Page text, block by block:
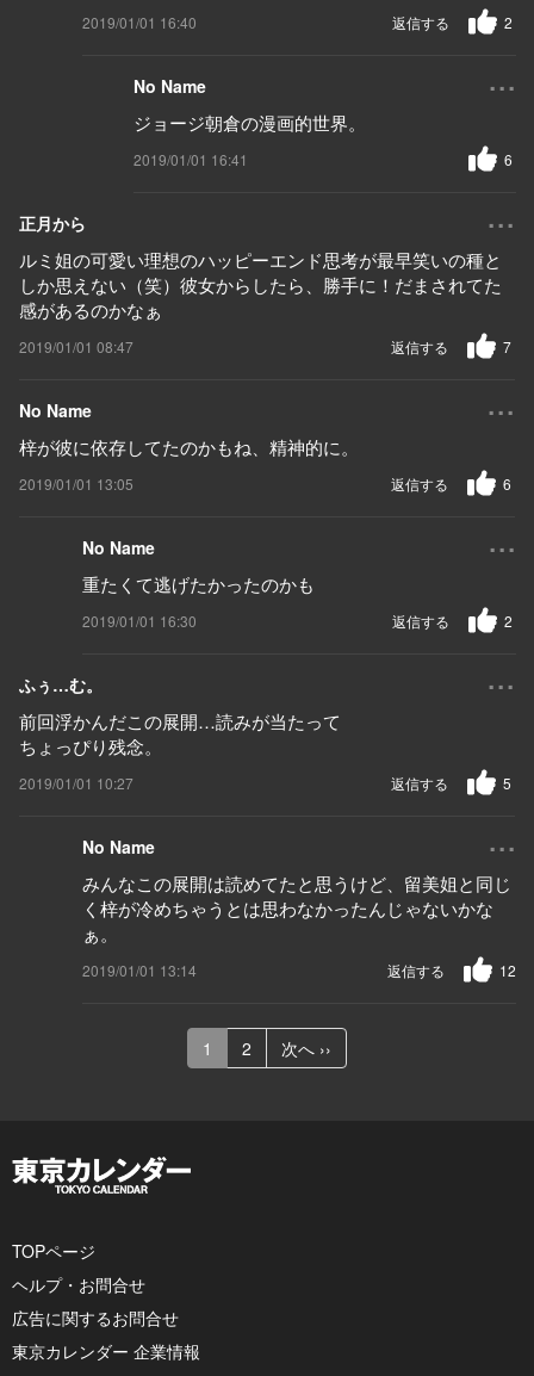
2019/01/01 16:40 2
返信する
No Name ...
ジョージ朝倉の漫画的世界。
2019/01/01 16:41 6
正月から ...
ルミ姐の可愛い理想のハッピーエンド思考が最早笑いの種と
しか思えない（笑）彼女からしたら、勝手に！だまされてた
感があるのかなぁ
2019/01/01 08:47 7
返信する
No Name ...
梓が彼に依存してたのかもね、精神的に。
2019/01/01 13:05 6
返信する
No Name ...
重たくて逃げたかったのかも
2019/01/01 16:30 2
返信する
ふぅ…む。 ...
前回浮かんだこの展開…読みが当たって
ちょっぴり残念。
2019/01/01 10:27 5
返信する
No Name ...
みんなこの展開は読めてたと思うけど、留美姐と同じ
く梓が冷めちゃうとは思わなかったんじゃないかな
ぁ。
2019/01/01 13:14 12
返信する
1 2 次へ ››
TOPページ
ヘルプ・お問合せ
広告に関するお問合せ
東京カレンダー 企業情報